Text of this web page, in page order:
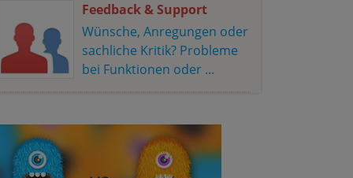
Feedback & Support
Wünsche, Anregungen oder
sachliche Kritik? Probleme
bei Funktionen oder ...